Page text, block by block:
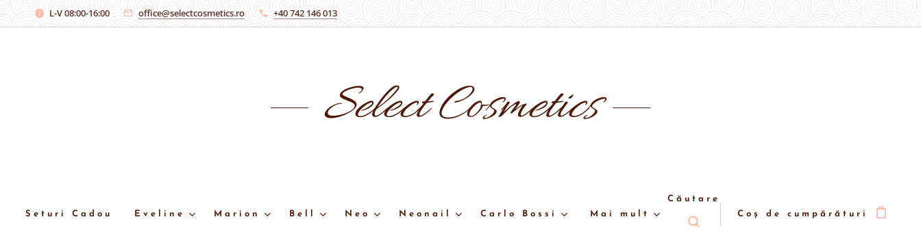
L-V 08:00-16:00 office@selectcosmetics.ro +40 742 146 013
Select Cosmetics
Seturi Cadou Eveline Marion Bell Neo Neonail Carlo Bossi Mai mult
Căutare
Coș de cumpărături